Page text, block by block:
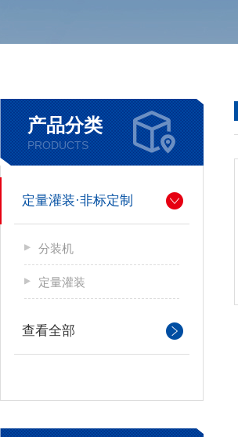
产品分类
PRODUCTS
定量灌装·非标定制
分装机
定量灌装
查看全部